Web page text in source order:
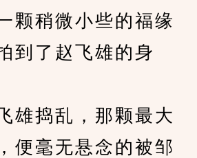
稍微小些的福缘
到了赵飞雄的身
捣乱，那颗最大
便毫无悬念的被邹